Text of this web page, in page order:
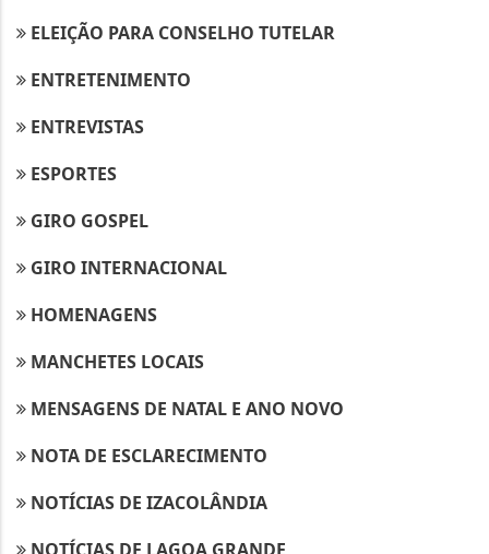
ELEIÇÃO PARA CONSELHO TUTELAR
ENTRETENIMENTO
ENTREVISTAS
ESPORTES
GIRO GOSPEL
GIRO INTERNACIONAL
HOMENAGENS
MANCHETES LOCAIS
MENSAGENS DE NATAL E ANO NOVO
NOTA DE ESCLARECIMENTO
NOTÍCIAS DE IZACOLÂNDIA